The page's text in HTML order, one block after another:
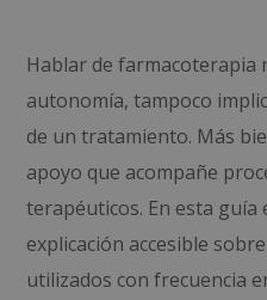
Hablar de farmacoterapia
autonomía, tampoco
de un tratamiento. Más
apoyo que acompañe
terapéuticos. En esta guía
explicación accesible
utilizados con frecuencia